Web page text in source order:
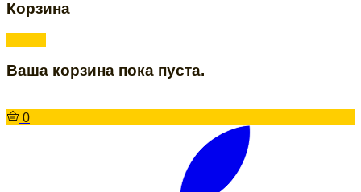
Корзина
Ваша корзина пока пуста.
0